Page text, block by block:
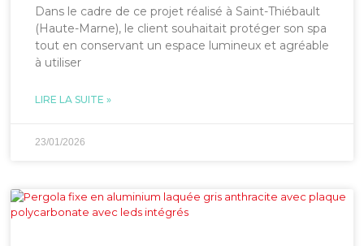
Dans le cadre de ce projet réalisé à Saint-Thiébault
(Haute-Marne), le client souhaitait protéger son spa
tout en conservant un espace lumineux et agréable
à utiliser
LIRE LA SUITE »
23/01/2026